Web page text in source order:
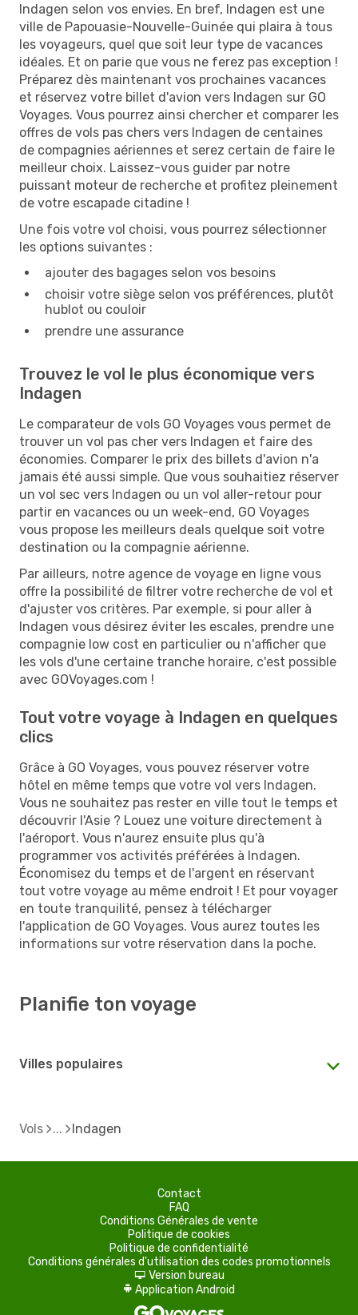
Indagen selon vos envies. En bref, Indagen est une
ville de Papouasie-Nouvelle-Guinée qui plaira à tous
les voyageurs, quel que soit leur type de vacances
idéales. Et on parie que vous ne ferez pas exception !
Préparez dès maintenant vos prochaines vacances
et réservez votre billet d'avion vers Indagen sur GO
Voyages. Vous pourrez ainsi chercher et comparer les
offres de vols pas chers vers Indagen de centaines
de compagnies aériennes et serez certain de faire le
meilleur choix. Laissez-vous guider par notre
puissant moteur de recherche et profitez pleinement
de votre escapade citadine !
Une fois votre vol choisi, vous pourrez sélectionner
les options suivantes :
ajouter des bagages selon vos besoins
choisir votre siège selon vos préférences, plutôt
hublot ou couloir
prendre une assurance
Trouvez le vol le plus économique vers
Indagen
Le comparateur de vols GO Voyages vous permet de
trouver un vol pas cher vers Indagen et faire des
économies. Comparer le prix des billets d'avion n'a
jamais été aussi simple. Que vous souhaitiez réserver
un vol sec vers Indagen ou un vol aller-retour pour
partir en vacances ou un week-end, GO Voyages
vous propose les meilleurs deals quelque soit votre
destination ou la compagnie aérienne.
Par ailleurs, notre agence de voyage en ligne vous
offre la possibilité de filtrer votre recherche de vol et
d'ajuster vos critères. Par exemple, si pour aller à
Indagen vous désirez éviter les escales, prendre une
compagnie low cost en particulier ou n'afficher que
les vols d'une certaine tranche horaire, c'est possible
avec GOVoyages.com !
Tout votre voyage à Indagen en quelques
clics
Grâce à GO Voyages, vous pouvez réserver votre
hôtel en même temps que votre vol vers Indagen.
Vous ne souhaitez pas rester en ville tout le temps et
découvrir l'Asie ? Louez une voiture directement à
l'aéroport. Vous n'aurez ensuite plus qu'à
programmer vos activités préférées à Indagen.
Économisez du temps et de l'argent en réservant
tout votre voyage au même endroit ! Et pour voyager
en toute tranquilité, pensez à télécharger
l'application de GO Voyages. Vous aurez toutes les
informations sur votre réservation dans la poche.
Planifie ton voyage
Villes populaires
Vols Indagen
Contact
FAQ
Conditions Générales de vente
Politique de cookies
Politique de confidentialité
Conditions générales d'utilisation des codes promotionnels
d Version bureau
A Application Android